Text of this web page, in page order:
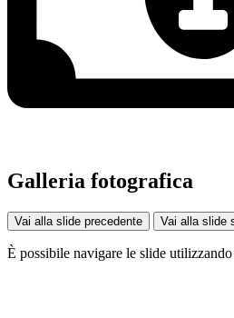
Galleria fotografica
Vai alla slide precedente Vai alla slide
È possibile navigare le slide